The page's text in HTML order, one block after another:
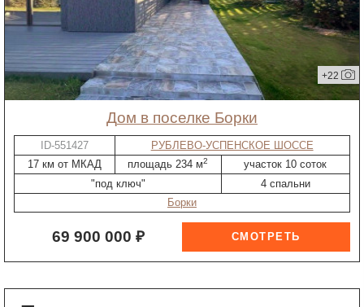
+22
дом в поселке Борки
ID-551427
РУБЛЕВО-УСПЕНСКОЕ ШОССЕ
17 км от МКАД
площадь 234 м2
участок 10 соток
"под ключ"
4 спальни
Борки
69 900 000 ₽